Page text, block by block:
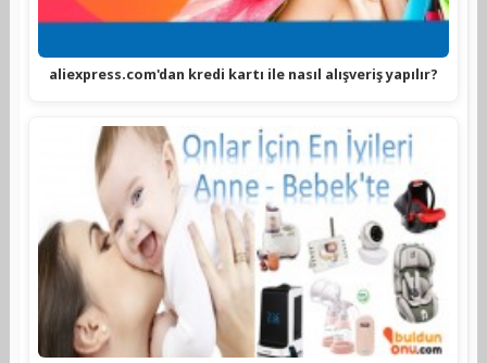
aliexpress.com'dan kredi kartı ile nasıl alışveriş yapılır?